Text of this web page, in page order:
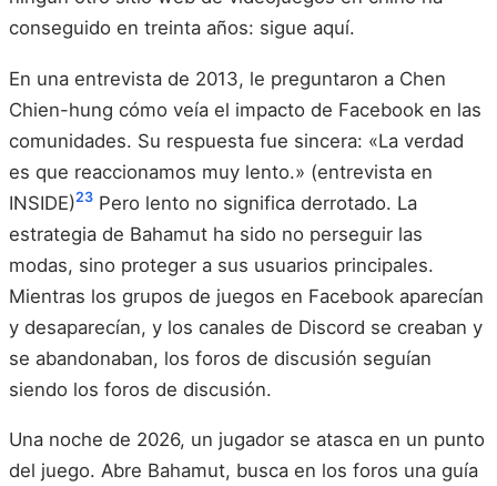
conseguido en treinta años: sigue aquí.
En una entrevista de 2013, le preguntaron a Chen
Chien-hung cómo veía el impacto de Facebook en las
comunidades. Su respuesta fue sincera: «La verdad
es que reaccionamos muy lento.» (entrevista en
INSIDE)23 Pero lento no significa derrotado. La
estrategia de Bahamut ha sido no perseguir las
modas, sino proteger a sus usuarios principales.
Mientras los grupos de juegos en Facebook aparecían
y desaparecían, y los canales de Discord se creaban y
se abandonaban, los foros de discusión seguían
siendo los foros de discusión.
Una noche de 2026, un jugador se atasca en un punto
del juego. Abre Bahamut, busca en los foros una guía